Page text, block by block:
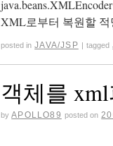
XML로부터 복원할
posted in JAVA/JSP | tagged
객체를
by APOLLO89 posted on